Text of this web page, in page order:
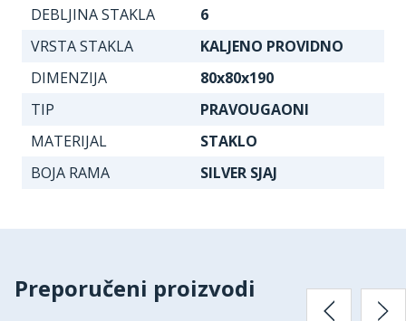
DEBLJINA STAKLA
6
VRSTA STAKLA
KALJENO PROVIDNO
DIMENZIJA
80x80x190
TIP
PRAVOUGAONI
MATERIJAL
STAKLO
BOJA RAMA
SILVER SJAJ
Preporučeni proizvodi